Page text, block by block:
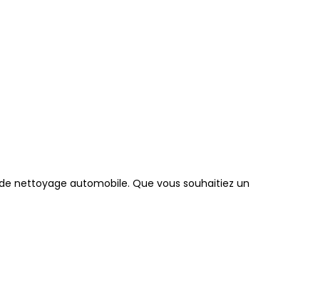
nettoyage automobile. Que vous souhaitiez un